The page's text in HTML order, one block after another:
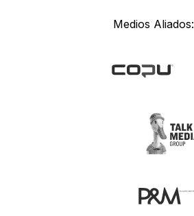
Medios Aliados: